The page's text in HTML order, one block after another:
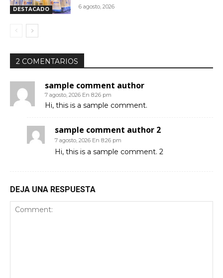
DESTACADO 6 agosto, 2026
2 COMENTARIOS
sample comment author
7 agosto, 2026 En 8:26 pm
Hi, this is a sample comment.
sample comment author 2
7 agosto, 2026 En 8:26 pm
Hi, this is a sample comment. 2
DEJA UNA RESPUESTA